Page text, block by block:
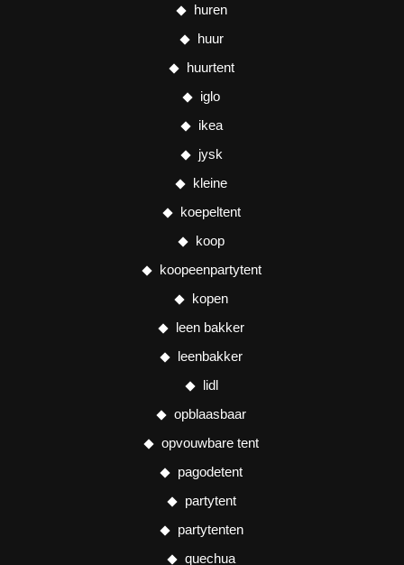
huren
huur
huurtent
iglo
ikea
jysk
kleine
koepeltent
koop
koopeenpartytent
kopen
leen bakker
leenbakker
lidl
opblaasbaar
opvouwbare tent
pagodetent
partytent
partytenten
quechua